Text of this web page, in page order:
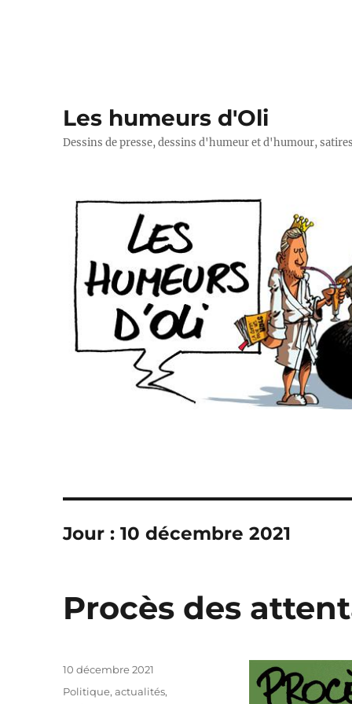
Les humeurs d'Oli
Dessins de presse, dessins d'humeur et d'humour,
Jour :10 décembre 2021
Procès des
Publié
10 décembre 2021
Catégories
Politique, actualités,